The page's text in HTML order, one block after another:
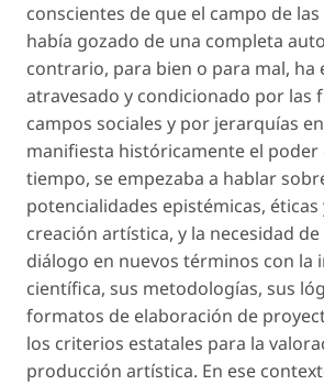
conscientes de que el campo de
había gozado de una completa
contrario, para bien o para mal, ha
atravesado y condicionado por las
campos sociales y por jerarquías
manifiesta históricamente el poder
tiempo, se empezaba a hablar
potencialidades epistémicas, éticas
creación artística, y la necesidad
diálogo en nuevos términos con la
científica, sus metodologías, sus
formatos de elaboración de
los criterios estatales para la
producción artística. En ese